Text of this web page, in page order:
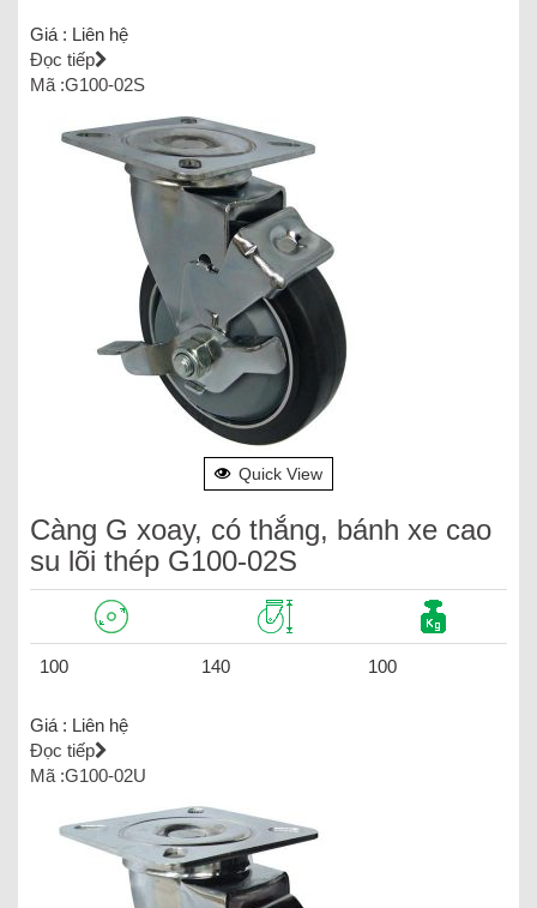
Giá : Liên hệ
Đọc tiếp
Mã :G100-02S
Quick View
Càng G xoay, có thắng, bánh xe cao
su lõi thép G100-02S
100 140 100
Giá : Liên hệ
Đọc tiếp
Mã :G100-02U